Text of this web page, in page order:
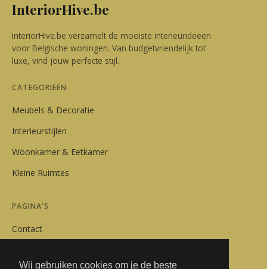
Wij gebruiken cookies om je de beste
InteriorHive.be
InteriorHive.be verzamelt de mooiste interieurideeën
voor Belgische woningen. Van budgetvriendelijk tot
luxe, vind jouw perfecte stijl.
CATEGORIEËN
Meubels & Decoratie
Interieurstijlen
Woonkamer & Eetkamer
Kleine Ruimtes
PAGINA'S
Contact